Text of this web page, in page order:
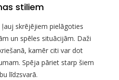
stiliem
skrējējiem pielāgoties
un spēles situācijām. Daži
kamēr citi var dot
Spēja pāriet starp šiem
līdzsvarā.